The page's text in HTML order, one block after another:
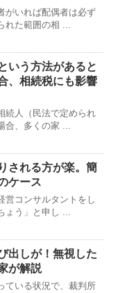
がいれば配偶者は必ず
れた範囲の相 ...
いう方法があると
、相続税にも影響
続人（民法で定められ
合、多くの家 ...
される方が楽。簡
ケース
営コンサルタントをし
ょう」と申し ...
出しが！無視した
が解説
ている状況で、裁判所